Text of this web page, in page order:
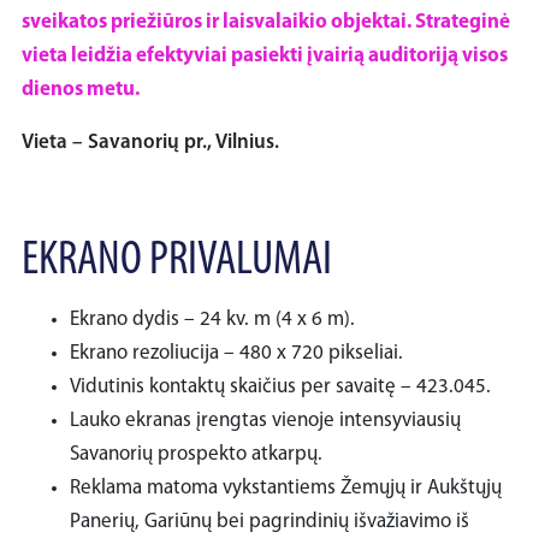
sveikatos priežiūros ir laisvalaikio objektai. Strateginė
vieta leidžia efektyviai pasiekti įvairią auditoriją visos
dienos metu.
Vieta – Savanorių pr., Vilnius.
EKRANO PRIVALUMAI
Ekrano dydis – 24 kv. m (4 x 6 m).
Ekrano rezoliucija – 480 x 720 pikseliai.
Vidutinis kontaktų skaičius per savaitę – 423.045.
Lauko ekranas įrengtas vienoje intensyviausių
Savanorių prospekto atkarpų.
Reklama matoma vykstantiems Žemųjų ir Aukštųjų
Panerių, Gariūnų bei pagrindinių išvažiavimo iš